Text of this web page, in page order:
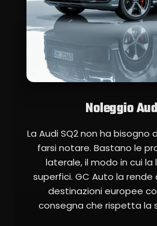
Noleggio
La Audi SQ2 non ha bisogno
farsi notare. Bastano le
laterale, il modo in cui la
superfici. GC Auto la rende
destinazioni europee
consegna che rispetta la